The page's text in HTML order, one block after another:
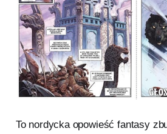
To nordycka opowieść fantasy